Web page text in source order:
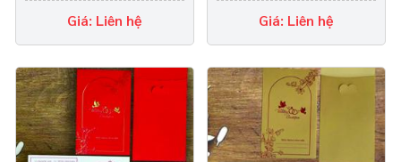
Giá: Liên hệ Giá: Liên hệ